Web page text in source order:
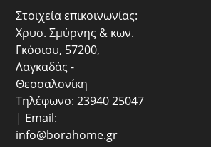
Στοιχεία επικοινωνίας:
Χρυσ. Σμύρνης & κων.
Γκόσιου, 57200,
Λαγκαδάς -
Θεσσαλονίκη
Τηλέφωνο: 23940 25047
| Email:
info@borahome.gr